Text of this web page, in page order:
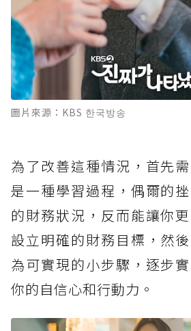
圖片來源：KBS 한국방송
為了改善這種情況，首先
是一種學習過程，偶爾的
的財務狀況，反而能讓你
設立明確的財務目標，然
為可實現的小步驟，逐步
你的自信心和行動力。